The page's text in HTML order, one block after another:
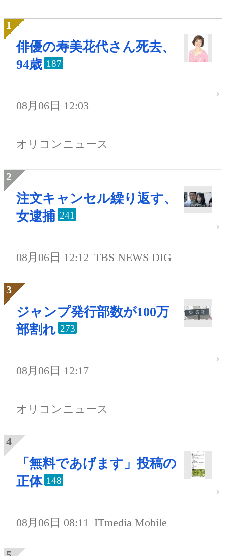
俳優の寿美花代さん死去、
94歳 187
08月06日 12:03
オリコンニュース
注文キャンセル繰り返す、
女逮捕 241
08月06日 12:12 TBS NEWS DIG
ジャンプ発行部数が100万
部割れ 273
08月06日 12:17
オリコンニュース
「無料であげます」投稿の
正体 148
08月06日 08:11 ITmedia Mobile